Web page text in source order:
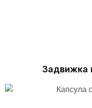
Задвижка